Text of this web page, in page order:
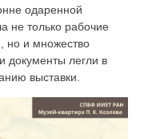
одаренной
не только рабочие
но и множество
документы легли в
выставки.